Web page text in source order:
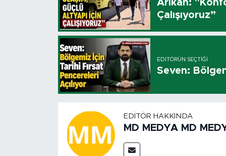
Arıkan:
Çalışıyoruz”
EDITÖRÜN SEÇTIĞI
Seven:
EDITÖR HAKKINDA
MD MEDYA MD